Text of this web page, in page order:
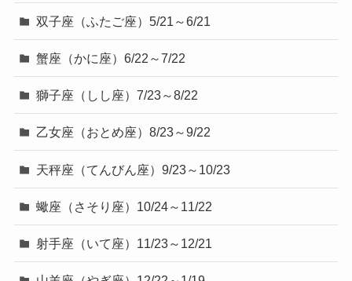
双子座（ふたご座）5/21～6/21
蟹座（かに座）6/22～7/22
獅子座（しし座）7/23～8/22
乙女座（おとめ座）8/23～9/22
天秤座（てんびん座）9/23～10/23
蠍座（さそり座）10/24～11/22
射手座（いて座）11/23～12/21